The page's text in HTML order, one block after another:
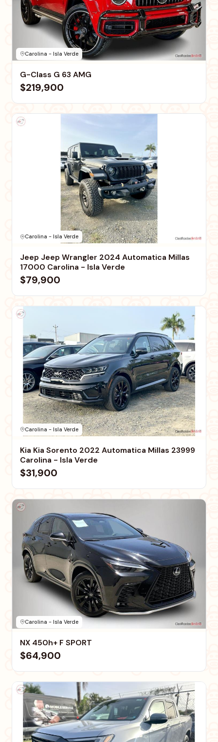
Carolina - Isla Verde
G-Class G 63 AMG
$219,900
Carolina - Isla Verde
Jeep Jeep Wrangler 2024 Automatica Millas
17000 Carolina - Isla Verde
$79,900
Carolina - Isla Verde
Kia Kia Sorento 2022 Automatica Millas 23999
Carolina - Isla Verde
$31,900
Carolina - Isla Verde
NX 450h+ F SPORT
$64,900